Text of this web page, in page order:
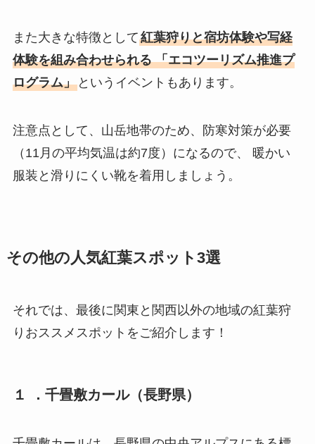
また大きな特徴として紅葉狩りと宿坊体験や写経
体験を組み合わせられる 「エコツーリズム推進プ
ログラム」というイベントもあります。
注意点として、山岳地帯のため、防寒対策が必要
（11月の平均気温は約7度）になるので、 暖かい
服装と滑りにくい靴を着用しましょう。
その他の人気紅葉スポット3選
それでは、最後に関東と関西以外の地域の紅葉狩
りおススメスポットをご紹介します！
１ ．千畳敷カール（長野県）